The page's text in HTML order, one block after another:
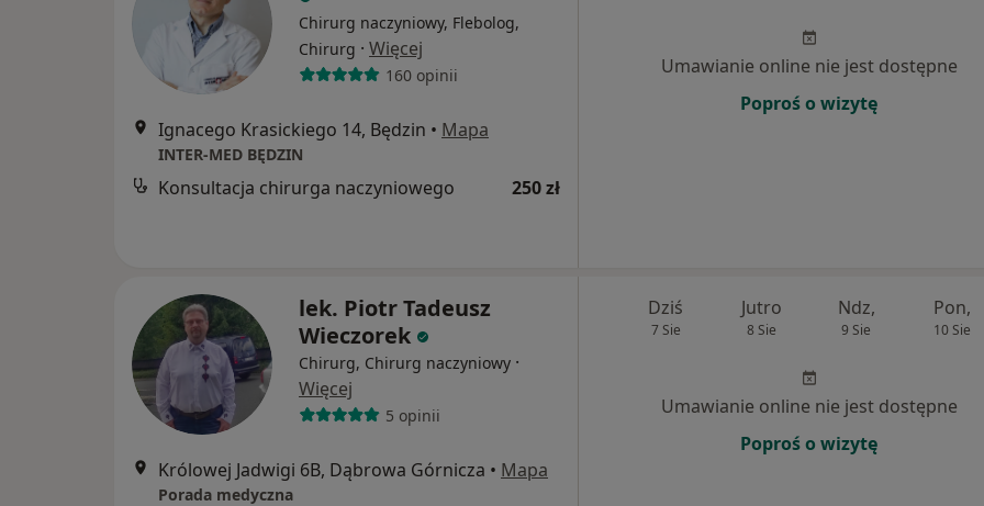
Chirurg naczyniowy, Flebolog,
Chirurg · Więcej
160 opinii
Ignacego Krasickiego 14, Będzin • Mapa
INTER-MED BĘDZIN
Konsultacja chirurga naczyniowego 250 zł
Umawianie online nie jest dostępne
Poproś o wizytę
lek. Piotr Tadeusz
Wieczorek
Chirurg, Chirurg naczyniowy ·
Więcej
5 opinii
Królowej Jadwigi 6B, Dąbrowa Górnicza • Mapa
Porada medyczna
Dziś
7 Sie
Jutro
8 Sie
Ndz,
9 Sie
Pon,
10 Sie
Umawianie online nie jest dostępne
Poproś o wizytę